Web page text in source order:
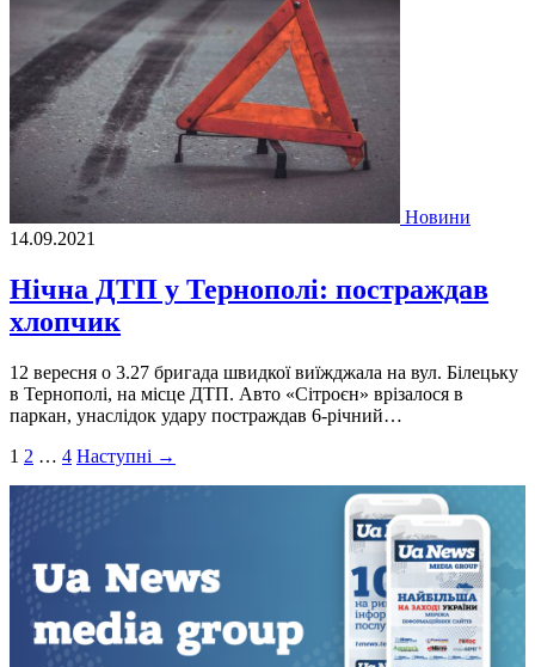
Новини
14.09.2021
Нічна ДТП у Тернополі: постраждав
хлопчик
12 вересня о 3.27 бригада швидкої виїжджала на вул. Білецьку
в Тернополі, на місце ДТП. Авто «Сітроєн» врізалося в
паркан, унаслідок удару постраждав 6-річний…
Пагінація
записів
1 2 … 4 Наступні →